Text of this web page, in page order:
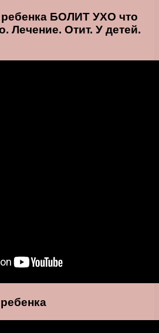
ребенка БОЛИТ УХО что
Лечение. Отит. У детей.